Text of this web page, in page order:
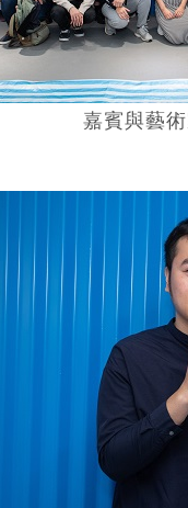
嘉賓與藝